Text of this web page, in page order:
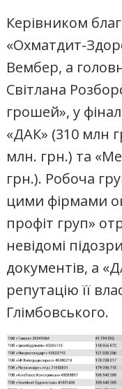
Керівником
«Охматдит-
Вембер, а
Світлана
грошей», у
«ДАК» (310 млн
млн. грн.) та
грн.). Робоча
цими фірмами
профіт груп»
невідомі
документів, а
репутацію її
Глімбовського.